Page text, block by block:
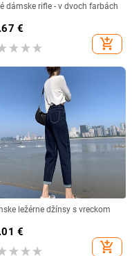
dámske rifle - v dvoch farbách
€
add_shopping_cart
ležérne džínsy s vreckom
€
add_shopping_cart